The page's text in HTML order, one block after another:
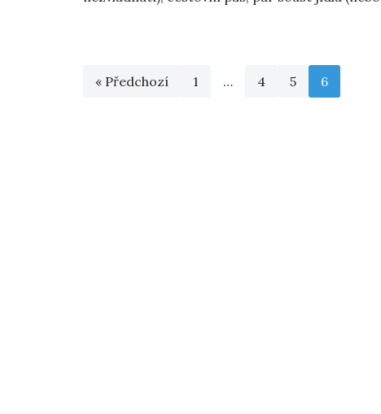
« Předchozí 1 … 4 5 6